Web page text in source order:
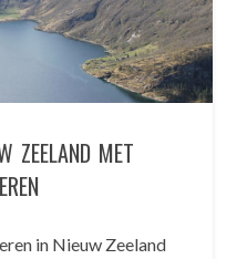
ZEELAND MET
in Nieuw Zeeland